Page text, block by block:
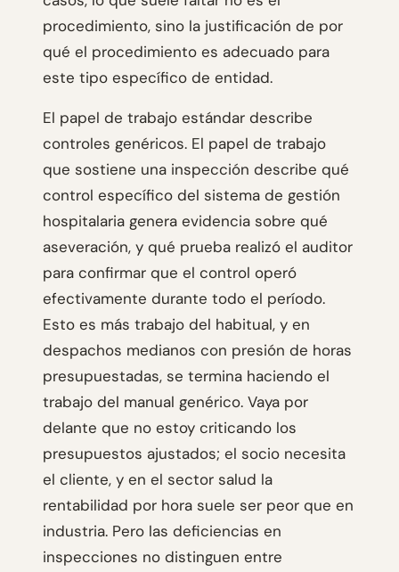
procedimiento, sino la justificación de por
qué el procedimiento es adecuado para
este tipo específico de entidad.
El papel de trabajo estándar describe
controles genéricos. El papel de trabajo
que sostiene una inspección describe qué
control específico del sistema de gestión
hospitalaria genera evidencia sobre qué
aseveración, y qué prueba realizó el auditor
para confirmar que el control operó
efectivamente durante todo el período.
Esto es más trabajo del habitual, y en
despachos medianos con presión de horas
presupuestadas, se termina haciendo el
trabajo del manual genérico. Vaya por
delante que no estoy criticando los
presupuestos ajustados; el socio necesita
el cliente, y en el sector salud la
rentabilidad por hora suele ser peor que en
industria. Pero las deficiencias en
inspecciones no distinguen entre